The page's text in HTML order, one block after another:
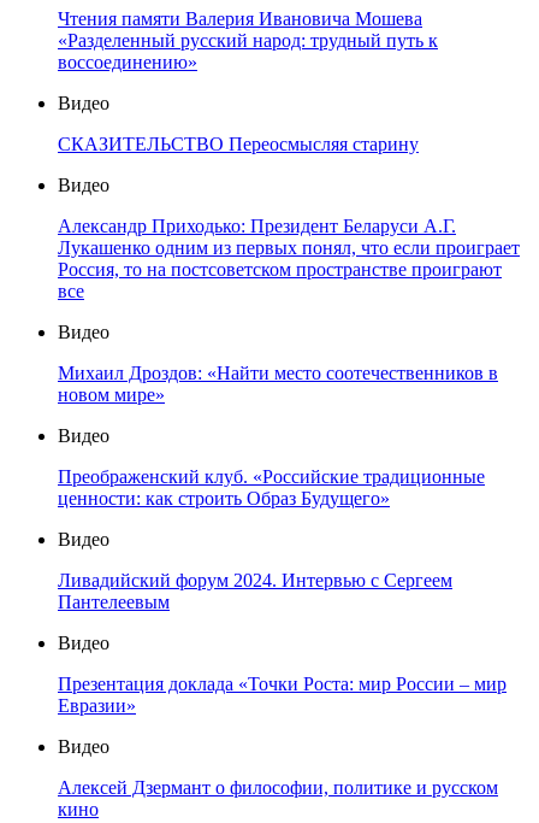
Чтения памяти Валерия Ивановича Мошева
«Разделенный русский народ: трудный путь к
воссоединению»
Видео
СКАЗИТЕЛЬСТВО Переосмысляя старину
Видео
Александр Приходько: Президент Беларуси А.Г.
Лукашенко одним из первых понял, что если проиграет
Россия, то на постсоветском пространстве проиграют
все
Видео
Михаил Дроздов: «Найти место соотечественников в
новом мире»
Видео
Преображенский клуб. «Российские традиционные
ценности: как строить Образ Будущего»
Видео
Ливадийский форум 2024. Интервью с Сергеем
Пантелеевым
Видео
Презентация доклада «Точки Роста: мир России – мир
Евразии»
Видео
Алексей Дзермант о философии, политике и русском
кино